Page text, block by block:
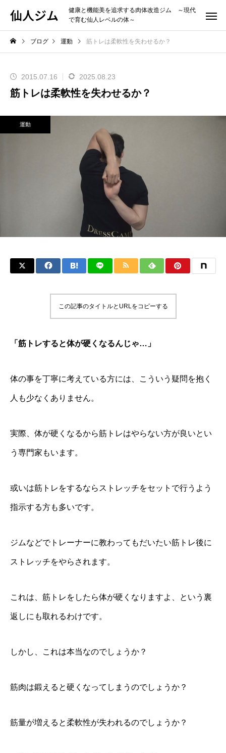
仙人ジム
健康と機能美を追求する肉体改造ジム ～現代
で育む仙人レベルの体～
ブログ 運動 筋トレは柔軟性を失わせるか？
2015.07.16 2025.08.23
筋トレは柔軟性を失わせるか？
運動
この記事のタイトルとURLをコピーする
「筋トレすると体が硬くなるんじゃ…」
体の事を丁寧に考えている方には、こういう疑問を抱く
人も少なくありません。
実際、体が硬くなるから筋トレはやらない方が良いとい
う専門家もいます。
或いは筋トレをするならストレッチをセットで行うよう
指示する方も多いです。
ジムなどでトレーナーに教わってもだいたい筋トレ後に
ストレッチをやらされます。
これは、筋トレをしたら体が硬くなりますよ、という裏
返しにも取れるわけです。
しかし、これは本当なのでしょうか？
筋肉は鍛えると硬くなってしまうのでしょうか？
筋量が増えると柔軟性が失われるのでしょうか？